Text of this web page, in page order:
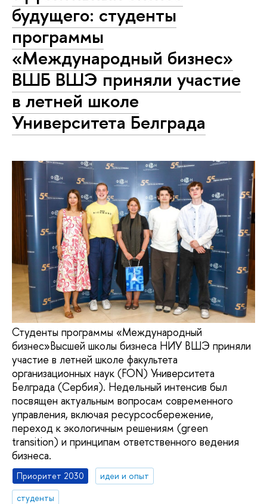
будущего: студенты
программы
«Международный бизнес»
ВШБ ВШЭ приняли участие
в летней школе
Университета Белграда
Студенты программы «Международный
бизнес»Высшей школы бизнеса НИУ ВШЭ приняли
участие в летней школе факультета
организационных наук (FON) Университета
Белграда (Сербия). Недельный интенсив был
посвящен актуальным вопросам современного
управления, включая ресурсосбережение,
переход к экологичным решениям (green
transition) и принципам ответственного ведения
бизнеса.
Приоритет 2030
идеи и опыт
студенты